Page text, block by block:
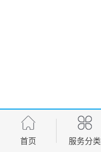
首页 服务分类